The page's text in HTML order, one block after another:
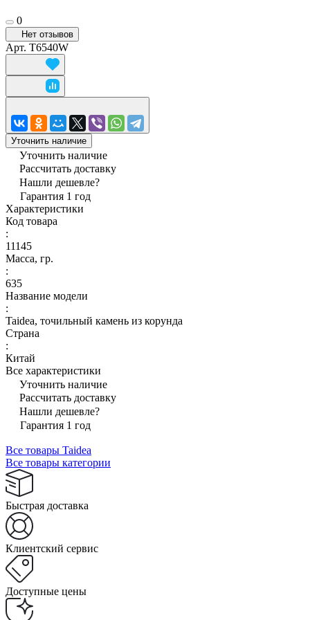
0
Нет отзывов
Арт. T6540W
Уточнить наличие
Уточнить наличие
Рассчитать доставку
Нашли дешевле?
Гарантия 1 год
Характеристики
Код товара
:
11145
Масса, гр.
:
635
Название модели
:
Taidea, точильный камень из корунда
Страна
:
Китай
Все характеристики
Уточнить наличие
Рассчитать доставку
Нашли дешевле?
Гарантия 1 год
Все товары Taidea
Все товары категории
Быстрая доставка
Клиентский сервис
Доступные цены